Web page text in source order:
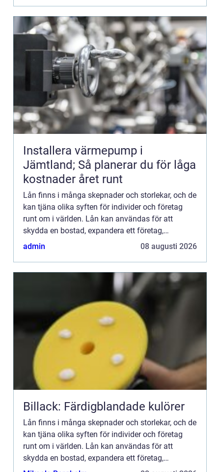
Installera värmepump i
Jämtland; Så planerar du för låga
kostnader året runt
Lån finns i många skepnader och storlekar, och de
kan tjäna olika syften för individer och företag
runt om i världen. Lån kan användas för att
skydda en bostad, expandera ett företag,
finansiera ut...
admin 08 augusti 2026
Billack: Färdigblandade kulörer
Lån finns i många skepnader och storlekar, och de
kan tjäna olika syften för individer och företag
runt om i världen. Lån kan användas för att
skydda en bostad, expandera ett företag,
finansiera ut...